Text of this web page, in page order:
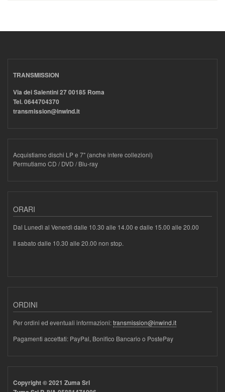
TRANSMISSION
Via dei Salentini 27 00185 Roma
Tel. 0644704370
transmission@inwind.it
Acquistiamo dischi LP e 7" (anche intere collezioni)
Permutiamo CD / DVD / Blu-ray
ORARI
Dal Lunedì al Venerdì dalle 10.30 alle 14.00 e dalle 15.00 alle 20.00
Il sabato dalle 10.30 alle 20.00 non stop.
ORDINI
Per ordini ed eventuali informazioni:transmission@inwind.it
Pagamenti accettati: PayPal, Bonifico Bancario o PostePay
Copyright © 2021 Zuma Srl